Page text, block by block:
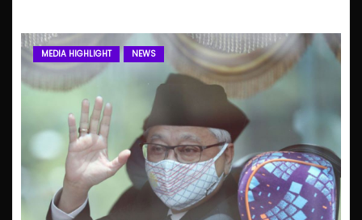
MEDIA HIGHLIGHT NEWS